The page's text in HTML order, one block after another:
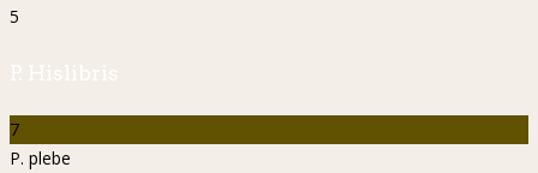
5
P. Hislibris
7
P. plebe